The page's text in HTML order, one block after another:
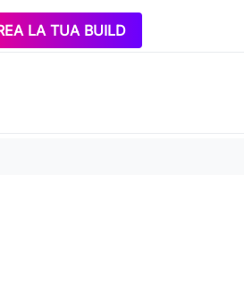
LA TUA BUILD